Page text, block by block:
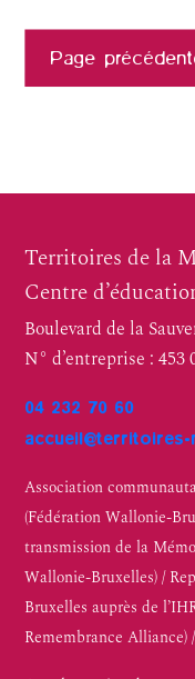
Page
Territoires de la
Centre
Boulevard de la
N° d’entreprise : 453
04 232 70 60
Association
(Fédération Wallonie-
transmission de la
Wallonie-Bruxelles) /
Bruxelles auprès de
Remembrance Alliance)